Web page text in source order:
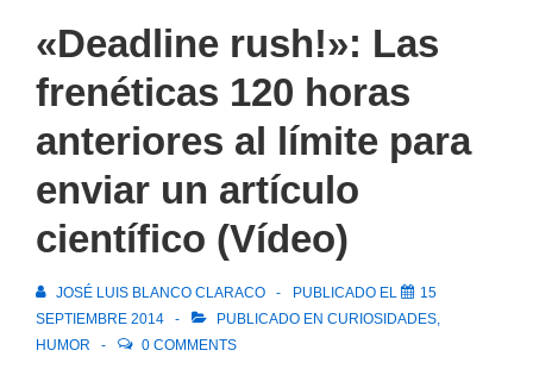
«Deadline rush!»: Las
frenéticas 120 horas
anteriores al límite para
enviar un artículo
científico (Vídeo)
JOSÉ LUIS BLANCO CLARACO PUBLICADO EL
15
SEPTIEMBRE 2014
PUBLICADO EN CURIOSIDADES,
HUMOR
0 COMMENTS